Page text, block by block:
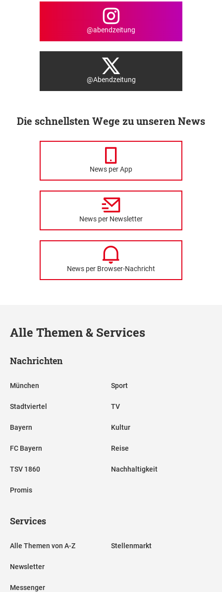
@abendzeitung
@Abendzeitung
Die schnellsten Wege zu unseren News
News per App
News per Newsletter
News per Browser-Nachricht
Alle Themen & Services
Nachrichten
München
Stadtviertel
Bayern
FC Bayern
TSV 1860
Promis
Sport
TV
Kultur
Reise
Nachhaltigkeit
Services
Alle Themen von A-Z
Newsletter
Messenger
Stellenmarkt